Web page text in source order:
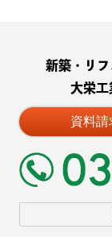
新築・リ
大栄工
資料請